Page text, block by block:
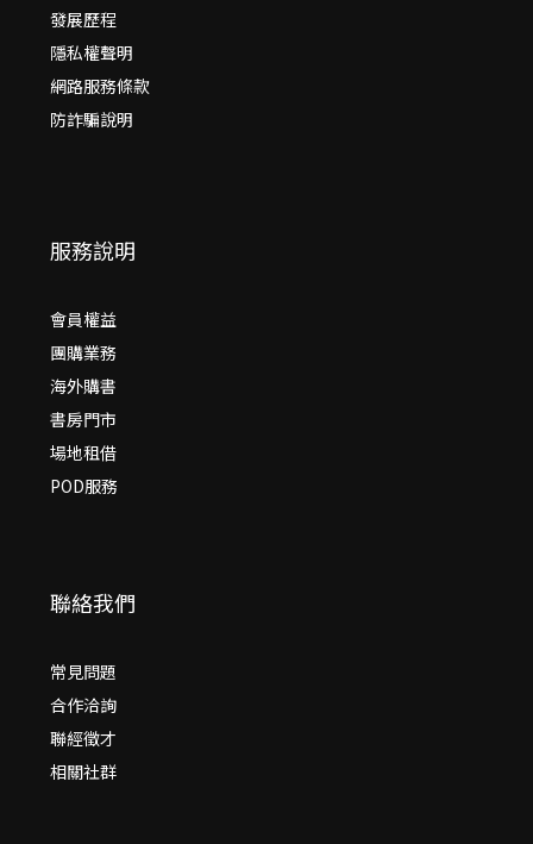
發展歷程
隱私權聲明
網路服務條款
防詐騙說明
服務說明
會員權益
團購業務
海外購書
書房門市
場地租借
POD服務
聯絡我們
常見問題
合作洽詢
聯經徵才
相關社群